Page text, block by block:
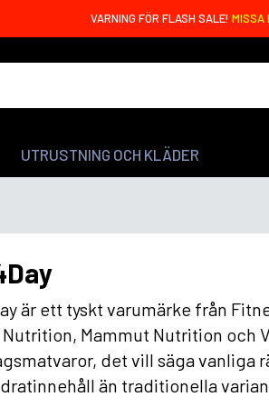
VARNING FÖR FLASH SALE! MISSA
UTRUSTNING OCH KLÄDER
är ett tyskt varumärke från
Mammut Nutrition och
det vill säga
än traditionella